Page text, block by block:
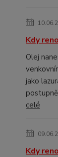
Kdy
Olej
jako
celé
Kdy